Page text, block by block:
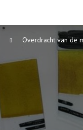
Overdracht van de